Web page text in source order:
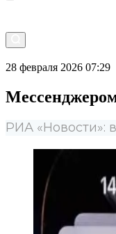
28 февраля 2026 07:29
РИА «Новости»: